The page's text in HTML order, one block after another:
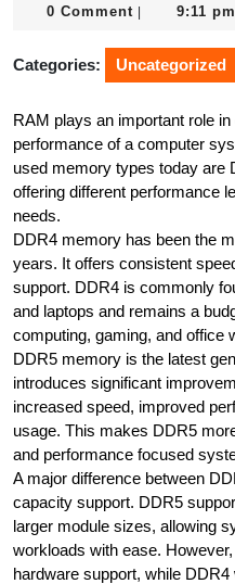
24,
0 Comment 9:11 pm
Categories: Uncategorized
RAM plays an important role
performance of a computer
used memory types today are
offering different performance
needs.
DDR4 memory has been the
years. It offers consistent
support. DDR4 is commonly
and laptops and remains a
computing, gaming, and office
DDR5 memory is the latest
introduces significant
increased speed, improved
usage. This makes DDR5
and performance focused
A major difference between
capacity support. DDR5
larger module sizes, allowing
workloads with ease.
hardware support, while